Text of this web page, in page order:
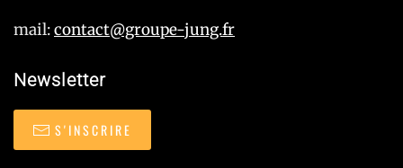
mail:contact@groupe-jung.fr
Newsletter
S'INSCRIRE